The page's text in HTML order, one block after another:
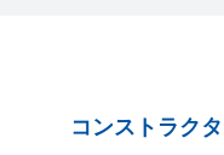
コンストラク